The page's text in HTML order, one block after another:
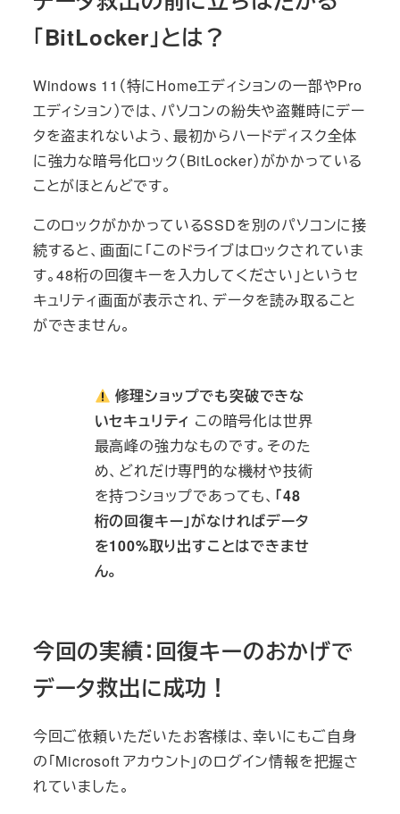
「BitLocker」とは？
Windows 11（特にHomeエディションの一部やPro
エディション）では、パソコンの紛失や盗難時にデー
タを盗まれないよう、最初からハードディスク全体
に強力な暗号化ロック（BitLocker）がかかっている
ことがほとんどです。
このロックがかかっているSSDを別のパソコンに接
続すると、画面に「このドライブはロックされていま
す。48桁の回復キーを入力してください」というセ
キュリティ画面が表示され、データを読み取ること
ができません。
修理ショップでも突破できな
いセキュリティ この暗号化は世界
最高峰の強力なものです。そのた
め、どれだけ専門的な機材や技術
を持つショップであっても、 「48
桁の回復キー」がなければデータ
を100%取り出すことはできませ
ん。
今回の実績：回復キーのおかげで
データ救出に成功！
今回ご依頼いただいたお客様は、幸いにもご自身
の「Microsoft アカウント」のログイン情報を把握さ
れていました。